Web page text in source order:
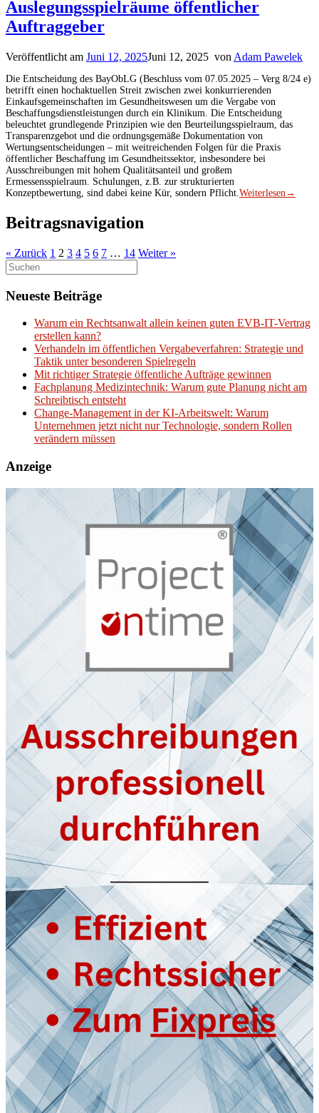
Auslegungsspielräume öffentlicher
Auftraggeber
Veröffentlicht am Juni 12, 2025Juni 12, 2025 von Adam Pawelek
Die Entscheidung des BayObLG (Beschluss vom 07.05.2025 – Verg 8/24 e)
betrifft einen hochaktuellen Streit zwischen zwei konkurrierenden
Einkaufsgemeinschaften im Gesundheitswesen um die Vergabe von
Beschaffungsdienstleistungen durch ein Klinikum. Die Entscheidung
beleuchtet grundlegende Prinzipien wie den Beurteilungsspielraum, das
Transparenzgebot und die ordnungsgemäße Dokumentation von
Wertungsentscheidungen – mit weitreichenden Folgen für die Praxis
öffentlicher Beschaffung im Gesundheitssektor, insbesondere bei
Ausschreibungen mit hohem Qualitätsanteil und großem
Ermessensspielraum. Schulungen, z.B. zur strukturierten
Konzeptbewertung, sind dabei keine Kür, sondern Pflicht.Weiterlesen→
Beitragsnavigation
« Zurück 1 2 3 4 5 6 7 … 14 Weiter »
Suchen
nach:
Neueste Beiträge
Warum ein Rechtsanwalt allein keinen guten EVB-IT-Vertrag
erstellen kann?
Verhandeln im öffentlichen Vergabeverfahren: Strategie und
Taktik unter besonderen Spielregeln
Mit richtiger Strategie öffentliche Aufträge gewinnen
Fachplanung Medizintechnik: Warum gute Planung nicht am
Schreibtisch entsteht
Change-Management in der KI-Arbeitswelt: Warum
Unternehmen jetzt nicht nur Technologie, sondern Rollen
verändern müssen
Anzeige